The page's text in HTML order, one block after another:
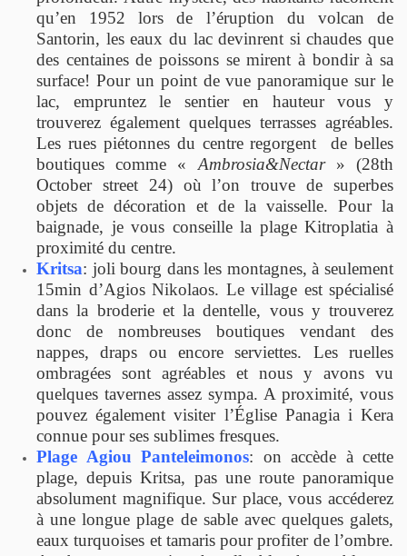
qu’en 1952 lors de l’éruption du volcan de
Santorin, les eaux du lac devinrent si chaudes que
des centaines de poissons se mirent à bondir à sa
surface! Pour un point de vue panoramique sur le
lac, empruntez le sentier en hauteur vous y
trouverez également quelques terrasses agréables.
Les rues piétonnes du centre regorgent de belles
boutiques comme « Ambrosia&Nectar» (28th
October street 24) où l’on trouve de superbes
objets de décoration et de la vaisselle. Pour la
baignade, je vous conseille la plage Kitroplatia à
proximité du centre.
Kritsa: joli bourg dans les montagnes, à seulement
15min d’Agios Nikolaos. Le village est spécialisé
dans la broderie et la dentelle, vous y trouverez
donc de nombreuses boutiques vendant des
nappes, draps ou encore serviettes. Les ruelles
ombragées sont agréables et nous y avons vu
quelques tavernes assez sympa. A proximité, vous
pouvez également visiter l’Église Panagia i Kera
connue pour ses sublimes fresques.
Plage Agiou Panteleimonos: on accède à cette
plage, depuis Kritsa, pas une route panoramique
absolument magnifique. Sur place, vous accéderez
à une longue plage de sable avec quelques galets,
eaux turquoises et tamaris pour profiter de l’ombre.